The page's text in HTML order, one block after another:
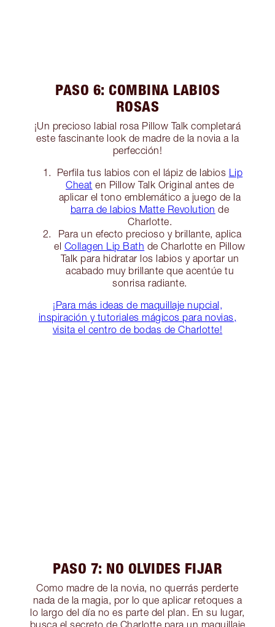
PASO 6: COMBINA LABIOS
ROSAS
¡Un precioso labial rosa Pillow Talk completará
este fascinante look de madre de la novia a la
perfección!
Perfila tus labios con el lápiz de labios Lip
Cheat en Pillow Talk Original antes de
aplicar el tono emblemático a juego de la
barra de labios Matte Revolution de
Charlotte.
Para un efecto precioso y brillante, aplica
el Collagen Lip Bath de Charlotte en Pillow
Talk para hidratar los labios y aportar un
acabado muy brillante que acentúe tu
sonrisa radiante.
¡Para más ideas de maquillaje nupcial,
inspiración y tutoriales mágicos para novias,
visita el centro de bodas de Charlotte!
PASO 7: NO OLVIDES FIJAR
Como madre de la novia, no querrás perderte
nada de la magia, por lo que aplicar retoques a
lo largo del día no es parte del plan. En su lugar,
busca el secreto de Charlotte para un maquillaje